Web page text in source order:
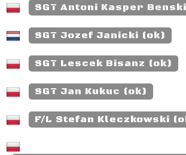
SGT Antoni Kasper
SGT Jozef Janicki (ok)
SGT Lescek Bisanz (ok)
SGT Jan Kukuc (ok)
F/L Stefan Kleczkowski